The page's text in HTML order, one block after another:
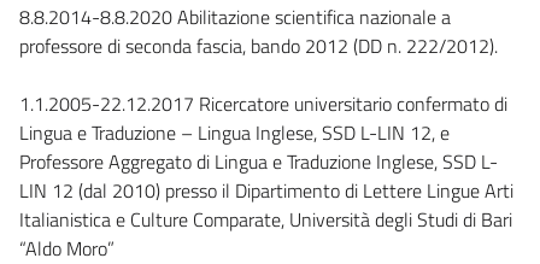
8.8.2014-8.8.2020 Abilitazione scientifica nazionale a
professore di seconda fascia, bando 2012 (DD n. 222/2012).
1.1.2005-22.12.2017 Ricercatore universitario confermato di
Lingua e Traduzione – Lingua Inglese, SSD L-LIN 12, e
Professore Aggregato di Lingua e Traduzione Inglese, SSD L-
LIN 12 (dal 2010) presso il Dipartimento di Lettere Lingue Arti
Italianistica e Culture Comparate, Università degli Studi di Bari
“Aldo Moro”